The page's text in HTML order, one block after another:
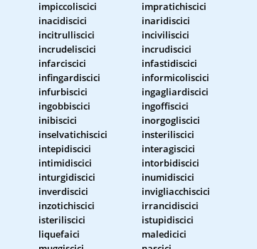
impiccoliscici
impratichiscici
inacidiscici
inaridiscici
incitrulliscici
inciviliscici
incrudeliscici
incrudiscici
infarciscici
infastidiscici
infingardiscici
informicoliscici
infurbiscici
ingagliardiscici
ingobbiscici
ingoffiscici
inibiscici
inorgogliscici
inselvatichiscici
insteriliscici
intepidiscici
interagiscici
intimidiscici
intorbidiscici
inturgidiscici
inumidiscici
inverdiscici
invigliacchiscici
inzotichiscici
irrancidiscici
isteriliscici
istupidiscici
liquefaici
maledicici